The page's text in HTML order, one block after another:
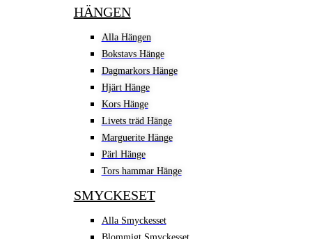
HÄNGEN
Alla Hängen
Bokstavs Hänge
Dagmarkors Hänge
Hjärt Hänge
Kors Hänge
Livets träd Hänge
Marguerite Hänge
Pärl Hänge
Tors hammar Hänge
SMYCKESET
Alla Smyckesset